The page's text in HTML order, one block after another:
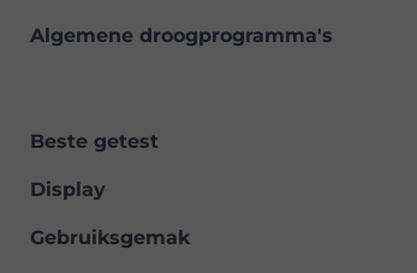
Algemene droogprogramma's
Beste getest
Display
Gebruiksgemak